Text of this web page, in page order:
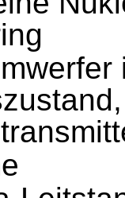
werfer